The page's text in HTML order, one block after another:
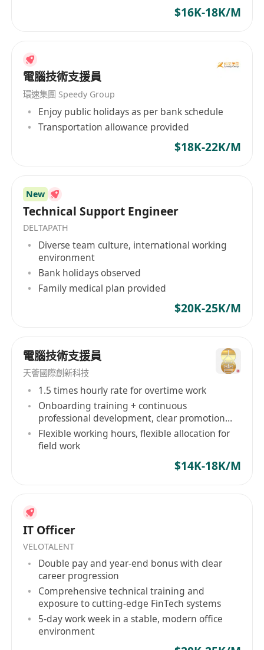
$16K-18K/M
電腦技術支援員
環速集團 Speedy Group
Enjoy public holidays as per bank schedule
Transportation allowance provided
$18K-22K/M
New
Technical Support Engineer
DELTAPATH
Diverse team culture, international working
environment
Bank holidays observed
Family medical plan provided
$20K-25K/M
電腦技術支援員
天薈國際創新科技
1.5 times hourly rate for overtime work
Onboarding training + continuous
professional development, clear promotion
path
Flexible working hours, flexible allocation for
field work
$14K-18K/M
IT Officer
VELOTALENT
Double pay and year-end bonus with clear
career progression
Comprehensive technical training and
exposure to cutting-edge FinTech systems
5-day work week in a stable, modern office
environment